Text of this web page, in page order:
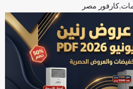
,كارفور مصر